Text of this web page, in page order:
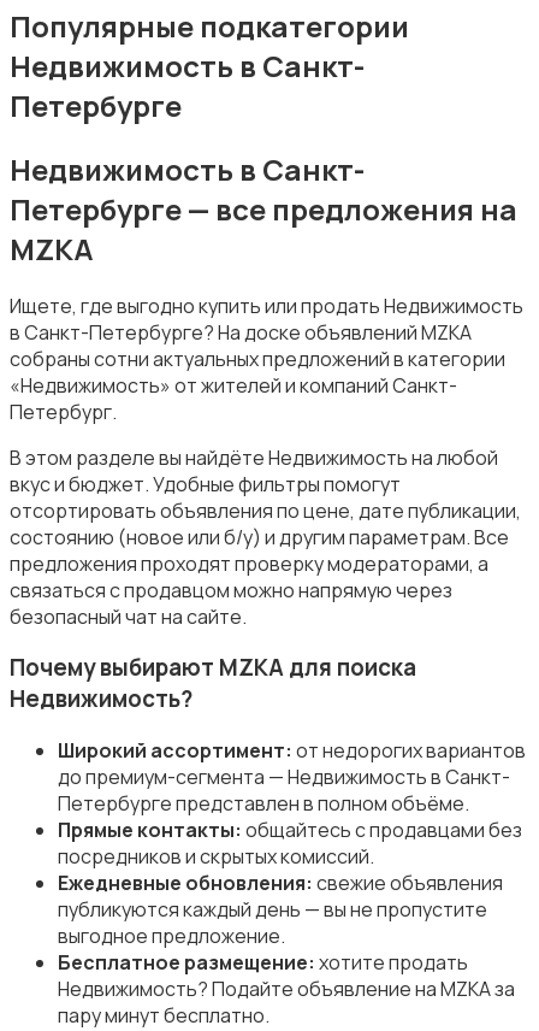
Аренда квартиры посуточно
Аренда комнаты посуточно
Аренда дома посуточно
Коммерческая недвижимость
Прочие строения
Продажа квартиры
Популярные подкатегории
Недвижимость в Санкт-
Петербурге
Недвижимость в Санкт-
Петербурге — все предложения на
MZKA
Ищете, где выгодно купить или продать Недвижимость
в Санкт-Петербурге? На доске объявлений MZKA
собраны сотни актуальных предложений в категории
«Недвижимость» от жителей и компаний Санкт-
Петербург.
В этом разделе вы найдёте Недвижимость на любой
вкус и бюджет. Удобные фильтры помогут
отсортировать объявления по цене, дате публикации,
состоянию (новое или б/у) и другим параметрам. Все
предложения проходят проверку модераторами, а
связаться с продавцом можно напрямую через
безопасный чат на сайте.
Почему выбирают MZKA для поиска
Недвижимость?
Широкий ассортимент: от недорогих вариантов
до премиум-сегмента — Недвижимость в Санкт-
Петербурге представлен в полном объёме.
Прямые контакты: общайтесь с продавцами без
посредников и скрытых комиссий.
Ежедневные обновления: свежие объявления
публикуются каждый день — вы не пропустите
выгодное предложение.
Бесплатное размещение: хотите продать
Недвижимость? Подайте объявление на MZKA за
пару минут бесплатно.